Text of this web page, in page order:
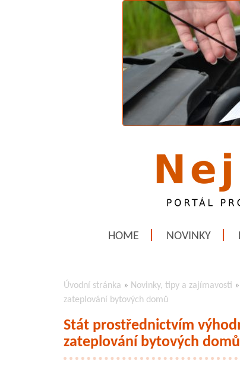
HOME NOVINKY
Úvodní stránka » Novinky, tipy a zajímavosti »
zateplování bytových domů
Stát prostřednictvím
zateplování bytových domů